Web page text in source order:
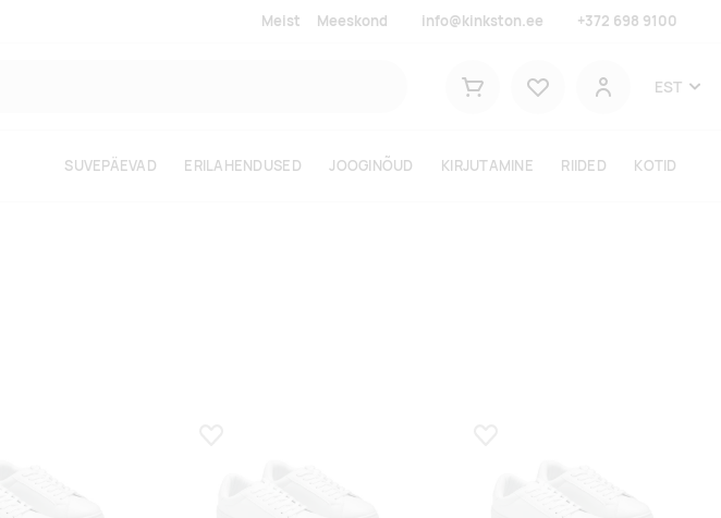
Meist Meeskond info@kinkston.ee +372 698 9100
Ostukorv
Kasutaja
EST
SUVEPÄEVAD ERILAHENDUSED JOOGINÕUD KIRJUTAMINE RIIDED KOTID